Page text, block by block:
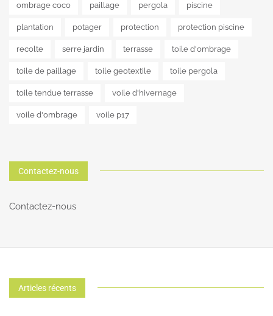
ombrage coco paillage pergola piscine
plantation potager protection protection piscine
recolte serre jardin terrasse toile d'ombrage
toile de paillage toile geotextile toile pergola
toile tendue terrasse voile d'hivernage
voile d'ombrage voile p17
Contactez-nous
Contactez-nous
Articles récents